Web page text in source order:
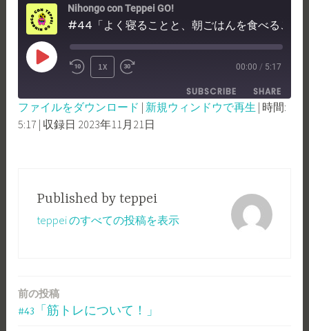
Nihongo con Teppei GO!
PLAY
REWIND
10
SECONDS
1X
FAST
FORWARD
30
00:00 / 5:17
SUBSCRIBE SHARE
SHARE
ファイルをダウンロード | 新規ウィンドウで再生 | 時間:
5:17 | 収録日 2023年11月21日
Published by teppei
teppei のすべての投稿を表示
投
前の投稿
#43「筋トレについて！」